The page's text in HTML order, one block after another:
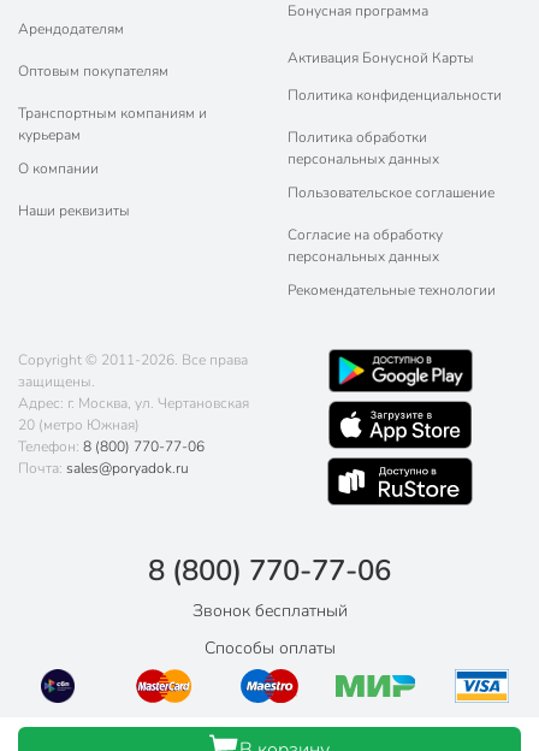
Арендодателям
Оптовым покупателям
Транспортным компаниям и
курьерам
О компании
Наши реквизиты
Бонусная программа
Активация Бонусной Карты
Политика конфиденциальности
Политика обработки
персональных данных
Пользовательское соглашение
Согласие на обработку
персональных данных
Рекомендательные технологии
Copyright © 2011-2026. Все права
защищены.
Адрес: г. Москва, ул. Чертановская
20 (метро Южная)
Телефон: 8 (800) 770-77-06
Почта: sales@poryadok.ru
8 (800) 770-77-06
Звонок бесплатный
Способы оплаты